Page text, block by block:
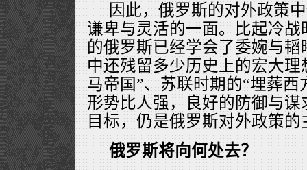
因此，俄罗斯的对外政策
谦卑与灵活的一面。比起冷
的俄罗斯已经学会了委婉与
中还残留多少历史上的宏大
马帝国”、苏联时期的“埋葬
形势比人强，良好的防御与
目标，仍是俄罗斯对外政策
俄罗斯将向何处去？